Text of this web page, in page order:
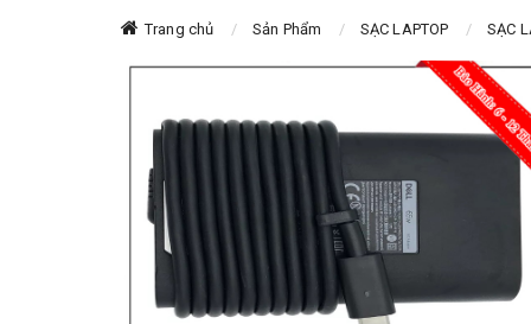
Trang chủ Sản Phẩm SẠC LAPTOP SẠC